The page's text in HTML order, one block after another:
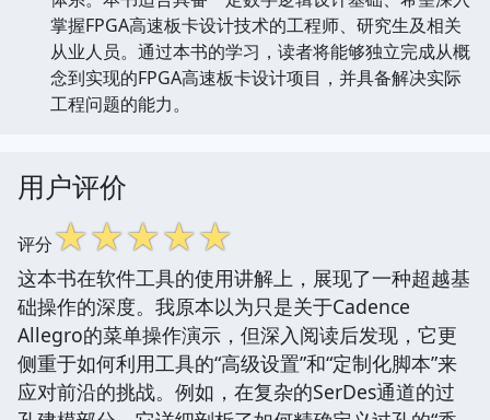
掌握FPGA高速板卡设计技术的工程师、研究生及相关
从业人员。通过本书的学习，读者将能够独立完成从概
念到实现的FPGA高速板卡设计项目，并具备解决实际
工程问题的能力。
用户评价
评分☆☆☆☆☆
这本书在软件工具的使用讲解上，展现了一种超越基
础操作的深度。我原本以为只是关于Cadence
Allegro的菜单操作演示，但深入阅读后发现，它更
侧重于如何利用工具的“高级设置”和“定制化脚本”来
应对前沿的挑战。例如，在复杂的SerDes通道的过